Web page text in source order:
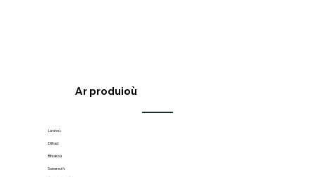
Ar produioù
Levrioù
Dilhad
Bitrakoù
Sonerezh